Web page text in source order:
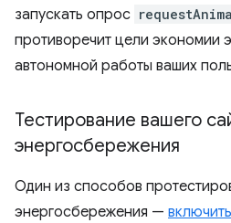
запускать опрос
противоречит цели экономии
автономной работы ваших
Тестирование вашего
энергосбережения
Один из способов
энергосбережения —